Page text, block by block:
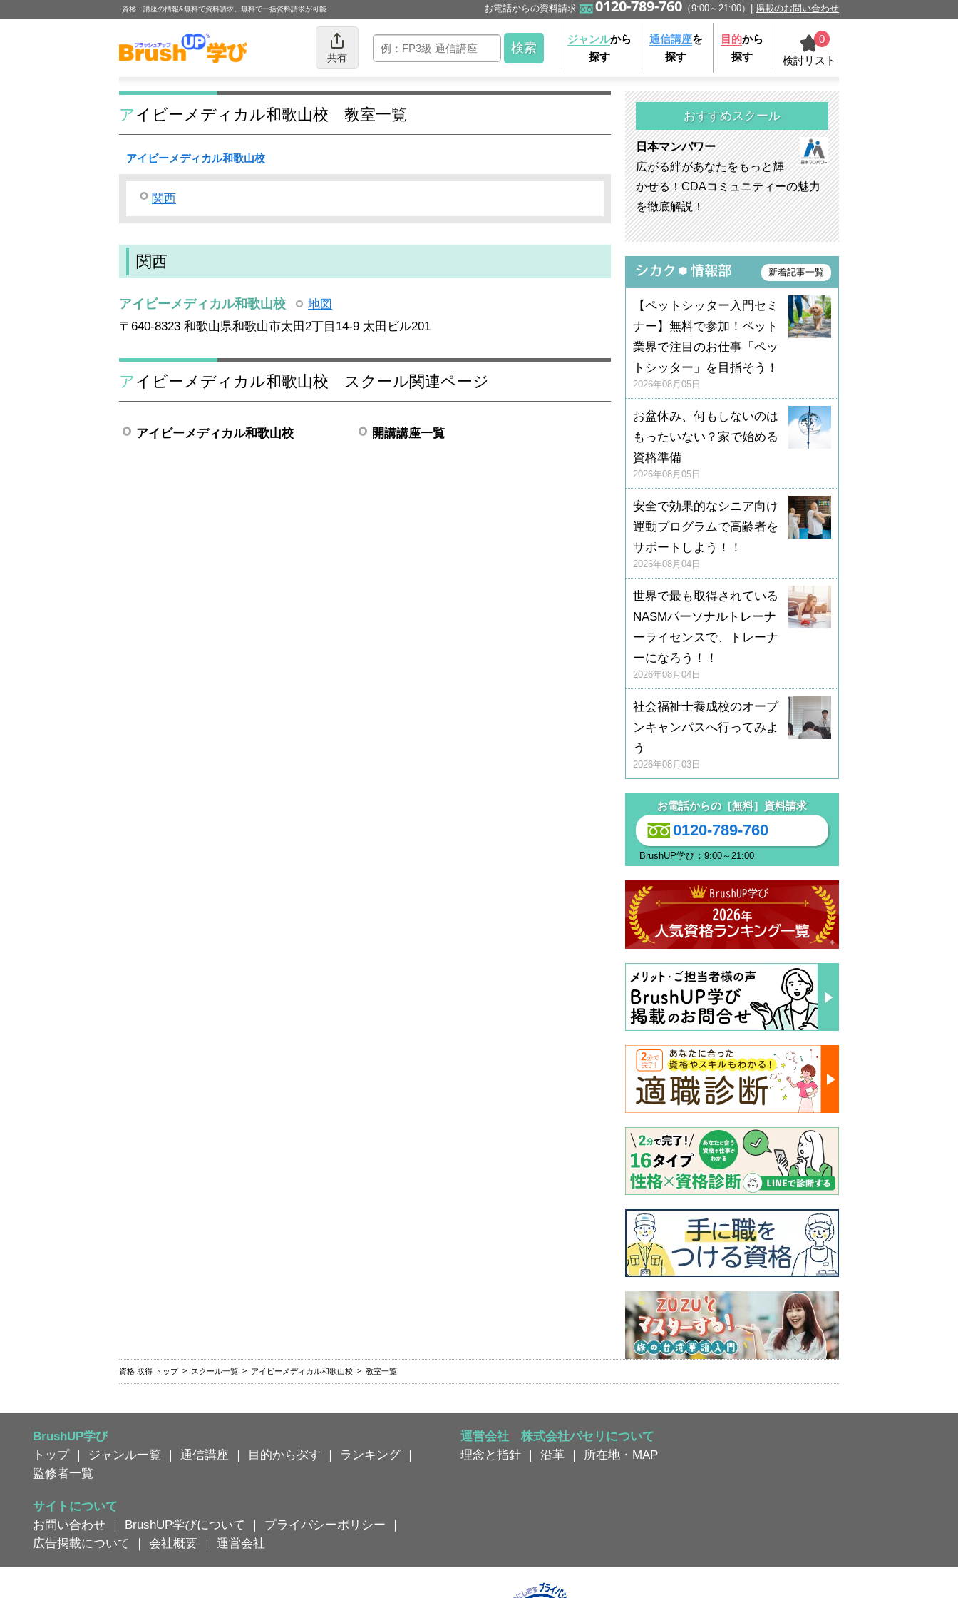
資格・講座の情報&無料で資料請求。無料で一括資料請求が可能 お電話からの資料請求 0120-789-760 （9:00～21:00） 掲載のお問い合わせ
共有
ジャンルから
探す
通信講座を
探す
目的から
探す
0
検討リスト
アイビーメディカル和歌山校 教室一覧
アイビーメディカル和歌山校
関西
関西
アイビーメディカル和歌山校
地図
〒640-8323 和歌山県和歌山市太田2丁目14-9 太田ビル201
アイビーメディカル和歌山校 スクール関連ページ
アイビーメディカル和歌山校 開講講座一覧
おすすめスクール
日本マンパワー
広がる絆があなたをもっと輝
かせる！CDAコミュニティーの魅力
を徹底解説！
新着記事一覧
【ペットシッター入門セミ
ナー】無料で参加！ペット
業界で注目のお仕事「ペッ
トシッター」を目指そう！
2026年08月05日
お盆休み、何もしないのは
もったいない？家で始める
資格準備
2026年08月05日
安全で効果的なシニア向け
運動プログラムで高齢者を
サポートしよう！！
2026年08月04日
世界で最も取得されている
NASMパーソナルトレーナ
ーライセンスで、トレーナ
ーになろう！！
2026年08月04日
社会福祉士養成校のオープ
ンキャンパスへ行ってみよ
う
2026年08月03日
お電話からの［無料］資料請求
0120-789-760
BrushUP学び：9:00～21:00
資格 取得 トップ スクール一覧 アイビーメディカル和歌山校 教室一覧
BrushUP学び
トップ
ジャンル一覧 ｜通信講座 目的から探す ランキング
監修者一覧
サイトについて
お問い合わせ
BrushUP学びについて プライバシーポリシー
広告掲載について
｜会社概要 ｜運営会社
運営会社 株式会社パセリについて
理念と指針｜ 沿革｜ 所在地・MAP